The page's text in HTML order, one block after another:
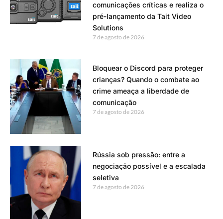
comunicações críticas e realiza o
pré-lançamento da Tait Video
Solutions
7 de agosto de 2026
Bloquear o Discord para proteger
crianças? Quando o combate ao
crime ameaça a liberdade de
comunicação
7 de agosto de 2026
Rússia sob pressão: entre a
negociação possível e a escalada
seletiva
7 de agosto de 2026